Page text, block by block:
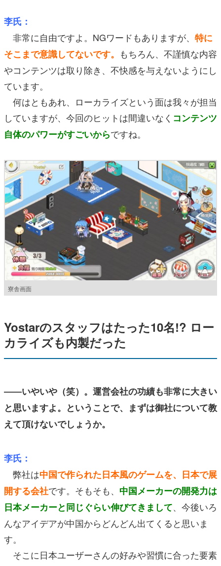
李氏：
非常に自由ですよ。NGワードもありますが、 特に
そこまで意識してないです。 もちろん、不謹慎な内容
やコンテンツは取り除き、不快感を与えないようにし
ています。
何はともあれ、ローカライズという面は我々が担当
していますが、今回のヒットは間違いなく コンテンツ
自体のパワーがすごいからですね。
寮舎画面
Yostarのスタッフはたった10名!? ロー
カライズも内製だった
――いやいや（笑）。運営会社の功績も非常に大きい
と思いますよ。ということで、まずは御社について教
えて頂けないでしょうか。
李氏：
弊社は中国で作られた日本風のゲームを、日本で展
開する会社です。そもそも、 中国メーカーの開発力は
日本メーカーと同じぐらい伸びてきまして、今後いろ
んなアイデアが中国からどんどん出てくると思いま
す。
そこに日本ユーザーさんの好みや習慣に合った要素